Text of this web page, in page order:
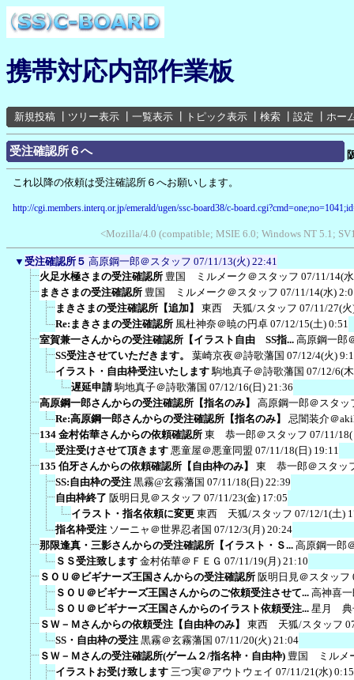
携帯対応内部作業板
新規投稿 ツリー表示 一覧表示 トピック表示 検索 設定 ホー
受注確認所６へ
これ以降の依頼は受注確認所６へお願いします。
http://cgi.members.interq.or.jp/emerald/ugen/ssc-board38/c-
<Mozilla/4.0 (compatible; MSIE 6.0; Windows NT 5.1;
▼ 受注確認所５ 高原鋼一郎＠スタッフ 07/11/13(火) 22:41
火足水極さまの受注確認所 豊国 ミルメーク＠スタッフ 07/11/14(
まきさまの受注確認所 豊国 ミルメーク＠スタッフ 07/11/14(水)
まきさまの受注確認所【追加】
東西 天狐/スタッフ 07/11/27(
Re:まきさまの受注確認所 風杜神奈＠暁の円卓 07/12/15(土) 0:51
室賀兼一さんからの受注確認所【イラスト自由 SS指... 高原鋼一郎
SS受注させていただきます。
葉崎京夜＠詩歌藩国 07/12/4(火)
イラスト・自由枠受注いたします 駒地真子＠詩歌藩国 07/12/6(
遅延申請 駒地真子＠詩歌藩国 07/12/16(日) 21:36
高原鋼一郎さんからの受注確認所【指名のみ】
高原鋼一郎＠スタッ
Re:高原鋼一郎さんからの受注確認所【指名のみ】
忌闇装介＠
134 金村佑華さんからの依頼確認所 東 恭一郎＠スタッフ 07/11/
受注受けさせて頂きます 悪童屋＠悪童同盟 07/11/18(日) 19:11
135 伯牙さんからの依頼確認所【自由枠のみ】
東 恭一郎＠スタッ
SS:自由枠の受注 黒霧@玄霧藩国 07/11/18(日) 22:39
自由枠終了 阪明日見＠スタッフ 07/11/23(金) 17:05
イラスト・指名依頼に変更 東西 天狐/スタッフ 07/12/1(土)
指名枠受注 ソーニャ＠世界忍者国 07/12/3(月) 20:24
那限逢真・三影さんからの受注確認所【イラスト・Ｓ... 高原鋼一郎
ＳＳ受注致します 金村佑華＠ＦＥＧ 07/11/19(月) 21:10
ＳＯＵ＠ビギナーズ王国さんからの受注確認所 阪明日見＠スタッフ
ＳＯＵ＠ビギナーズ王国さんからのご依頼受注させて... 高神喜
ＳＯＵ＠ビギナーズ王国さんからのイラスト依頼受注... 星月 典
ＳＷ－Ｍさんからの依頼受注【自由枠のみ】
東西 天狐/スタッフ
SS・自由枠の受注 黒霧＠玄霧藩国 07/11/20(火) 21:04
ＳＷ－Ｍさんの受注確認所(ゲーム２/指名枠・自由枠) 豊国 ミルメ
イラストお受け致します 三つ実＠アウトウェイ 07/11/21(水) 0:15